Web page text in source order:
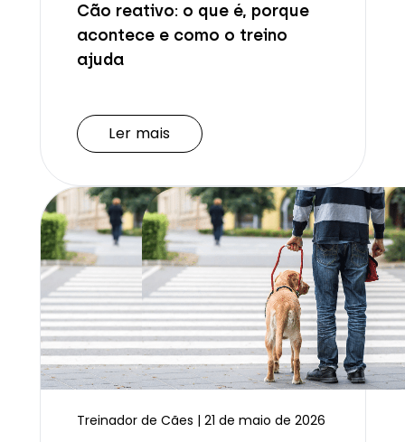
Cão reativo: o que é, porque
acontece e como o treino
ajuda
Ler mais
Treinador de Cães | 21 de maio de 2026